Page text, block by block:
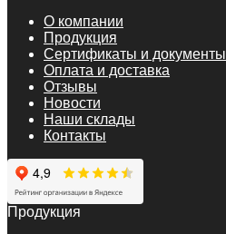
О компании
Продукция
Сертификаты и документы
Оплата и доставка
Отзывы
Новости
Наши склады
Контакты
Продукция